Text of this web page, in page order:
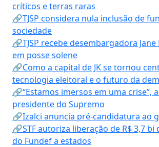
críticos e terras raras
🔗TJSP considera nula inclusão de
sociedade
🔗TJSP recebe desembargadora
em posse solene
🔗Como a capital de JK se tornou
tecnologia eleitoral e o futuro da
🔗“Estamos imersos em uma crise”,
presidente do Supremo
🔗Izalci anuncia pré-candidatura ao
🔗STF autoriza liberação de R$ 3,7
do Fundef a estados